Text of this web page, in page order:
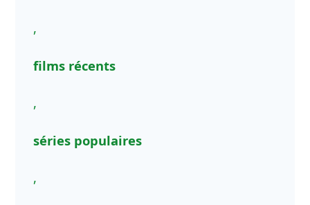
,
films récents
,
séries populaires
,